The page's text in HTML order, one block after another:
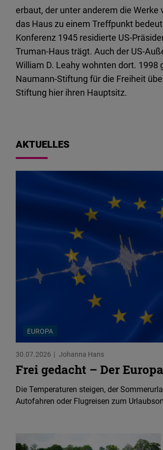
erbaut, der unter anderem die
das Haus zu einem Treffpunkt
Konferenz 1945 residierte US-
Truman-Haus trägt. Auch der US-
William D. Leahy wohnten dort. 1998
Naumann-Stiftung für die Freiheit
Stiftung hier ihren Hauptsitz.
AKTUELLES
EUROPA
30.07.2026 Johanna Hans
Frei gedacht – Der
Die Temperaturen steigen, der
Autofahren oder Flugreisen zum